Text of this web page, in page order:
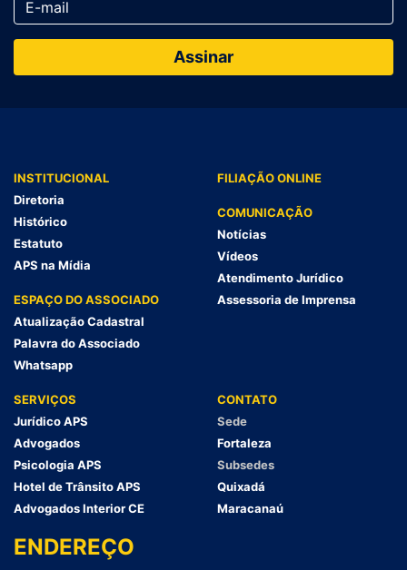
INSTITUCIONAL
Diretoria
Histórico
Estatuto
APS na Mídia
ESPAÇO DO ASSOCIADO
Atualização Cadastral
Palavra do Associado
Whatsapp
FILIAÇÃO ONLINE
COMUNICAÇÃO
Notícias
Vídeos
Atendimento Jurídico
Assessoria de Imprensa
SERVIÇOS
Jurídico APS
Advogados
Psicologia APS
Hotel de Trânsito APS
Advogados Interior CE
CONTATO
Sede
Fortaleza
Subsedes
Quixadá
Maracanaú
ENDEREÇO